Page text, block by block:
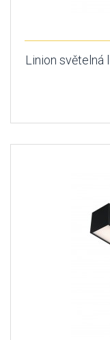
Linion světelná